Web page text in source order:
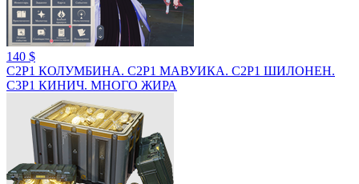
140 $
C2Р1 КОЛУМБИНА. С2Р1 МАВУИКА. С2Р1 ШИЛОНЕН.
С3Р1 КИНИЧ. МНОГО ЖИРА